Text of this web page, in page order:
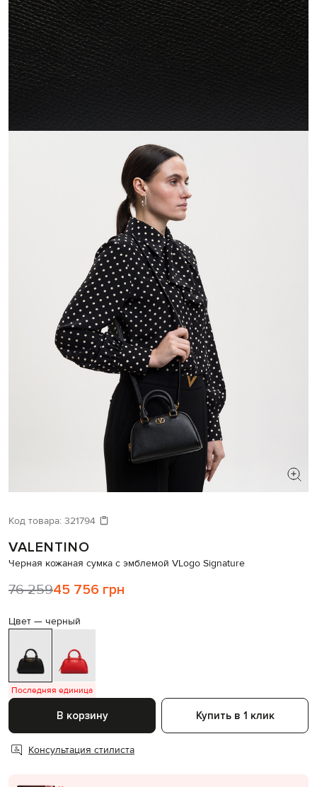
Давайте подберем что-то еще
Код товара: 321794
VALENTINO
Черная кожаная сумка с эмблемой VLogo Signature
76 25945 756 грн
Цвет — черный
Последняя единица
В корзину Купить в 1 клик
Консультация стилиста